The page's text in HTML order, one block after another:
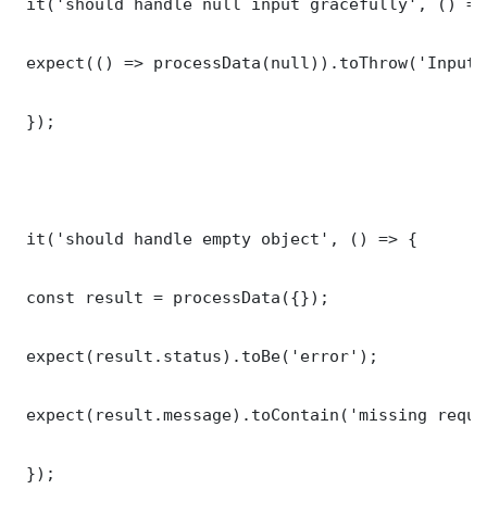
it('should handle null input gracefully', ()
expect(() =>
});
it('should handle empty object', () => {
const result = processData({});
expect(result.status).toBe('error');
expect(result.message).toContain('missing
});